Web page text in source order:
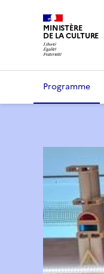
MINISTÈRE
DE LA CULTURE
Programme